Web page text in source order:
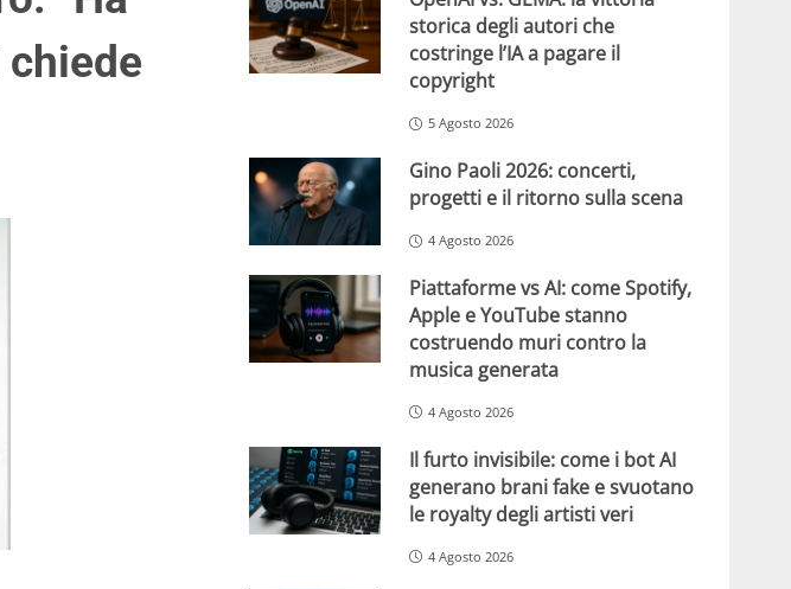
storica degli autori che
costringe l’IA a pagare il
copyright
5 Agosto 2026
Gino Paoli 2026: concerti,
progetti e il ritorno sulla scena
4 Agosto 2026
Piattaforme vs AI: come Spotify,
Apple e YouTube stanno
costruendo muri contro la
musica generata
4 Agosto 2026
Il furto invisibile: come i bot AI
generano brani fake e svuotano
le royalty degli artisti veri
4 Agosto 2026